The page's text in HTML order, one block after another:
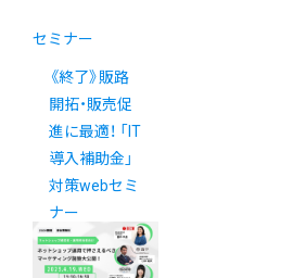
セミナー
《終了》販路
開拓・販売促
進に最適！ 「IT
導入補助金」
対策webセミ
ナー